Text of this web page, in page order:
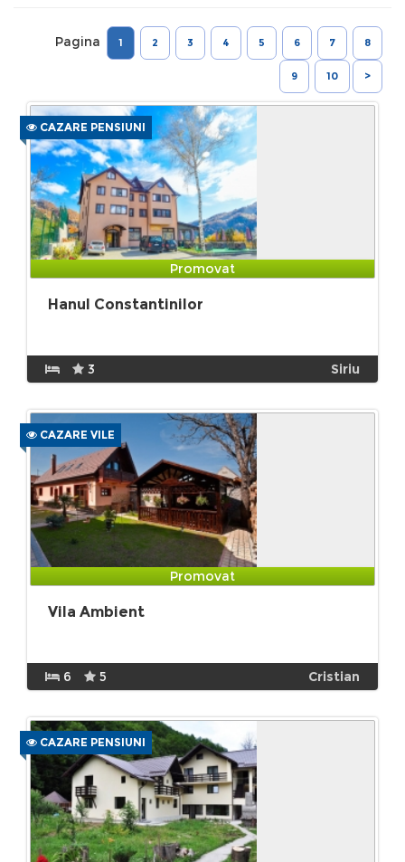
Pagina 1 2 3 4 5 6 7 8
9 10 >
CAZARE PENSIUNI
Promovat
Hanul Constantinilor
3 Siriu
CAZARE VILE
Promovat
Vila Ambient
6 5 Cristian
CAZARE PENSIUNI